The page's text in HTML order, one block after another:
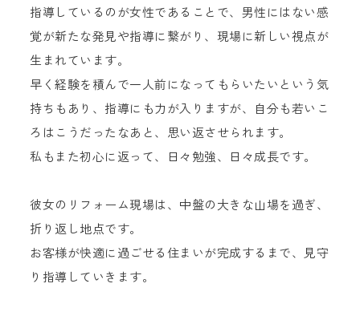
指導しているのが女性であることで、男性にはない感
覚が新たな発見や指導に繋がり、現場に新しい視点が
生まれています。
早く経験を積んで一人前になってもらいたいという気
持ちもあり、指導にも力が入りますが、自分も若いこ
ろはこうだったなあと、思い返させられます。
私もまた初心に返って、日々勉強、日々成長です。
彼女のリフォーム現場は、中盤の大きな山場を過ぎ、
折り返し地点です。
お客様が快適に過ごせる住まいが完成するまで、見守
り指導していきます。